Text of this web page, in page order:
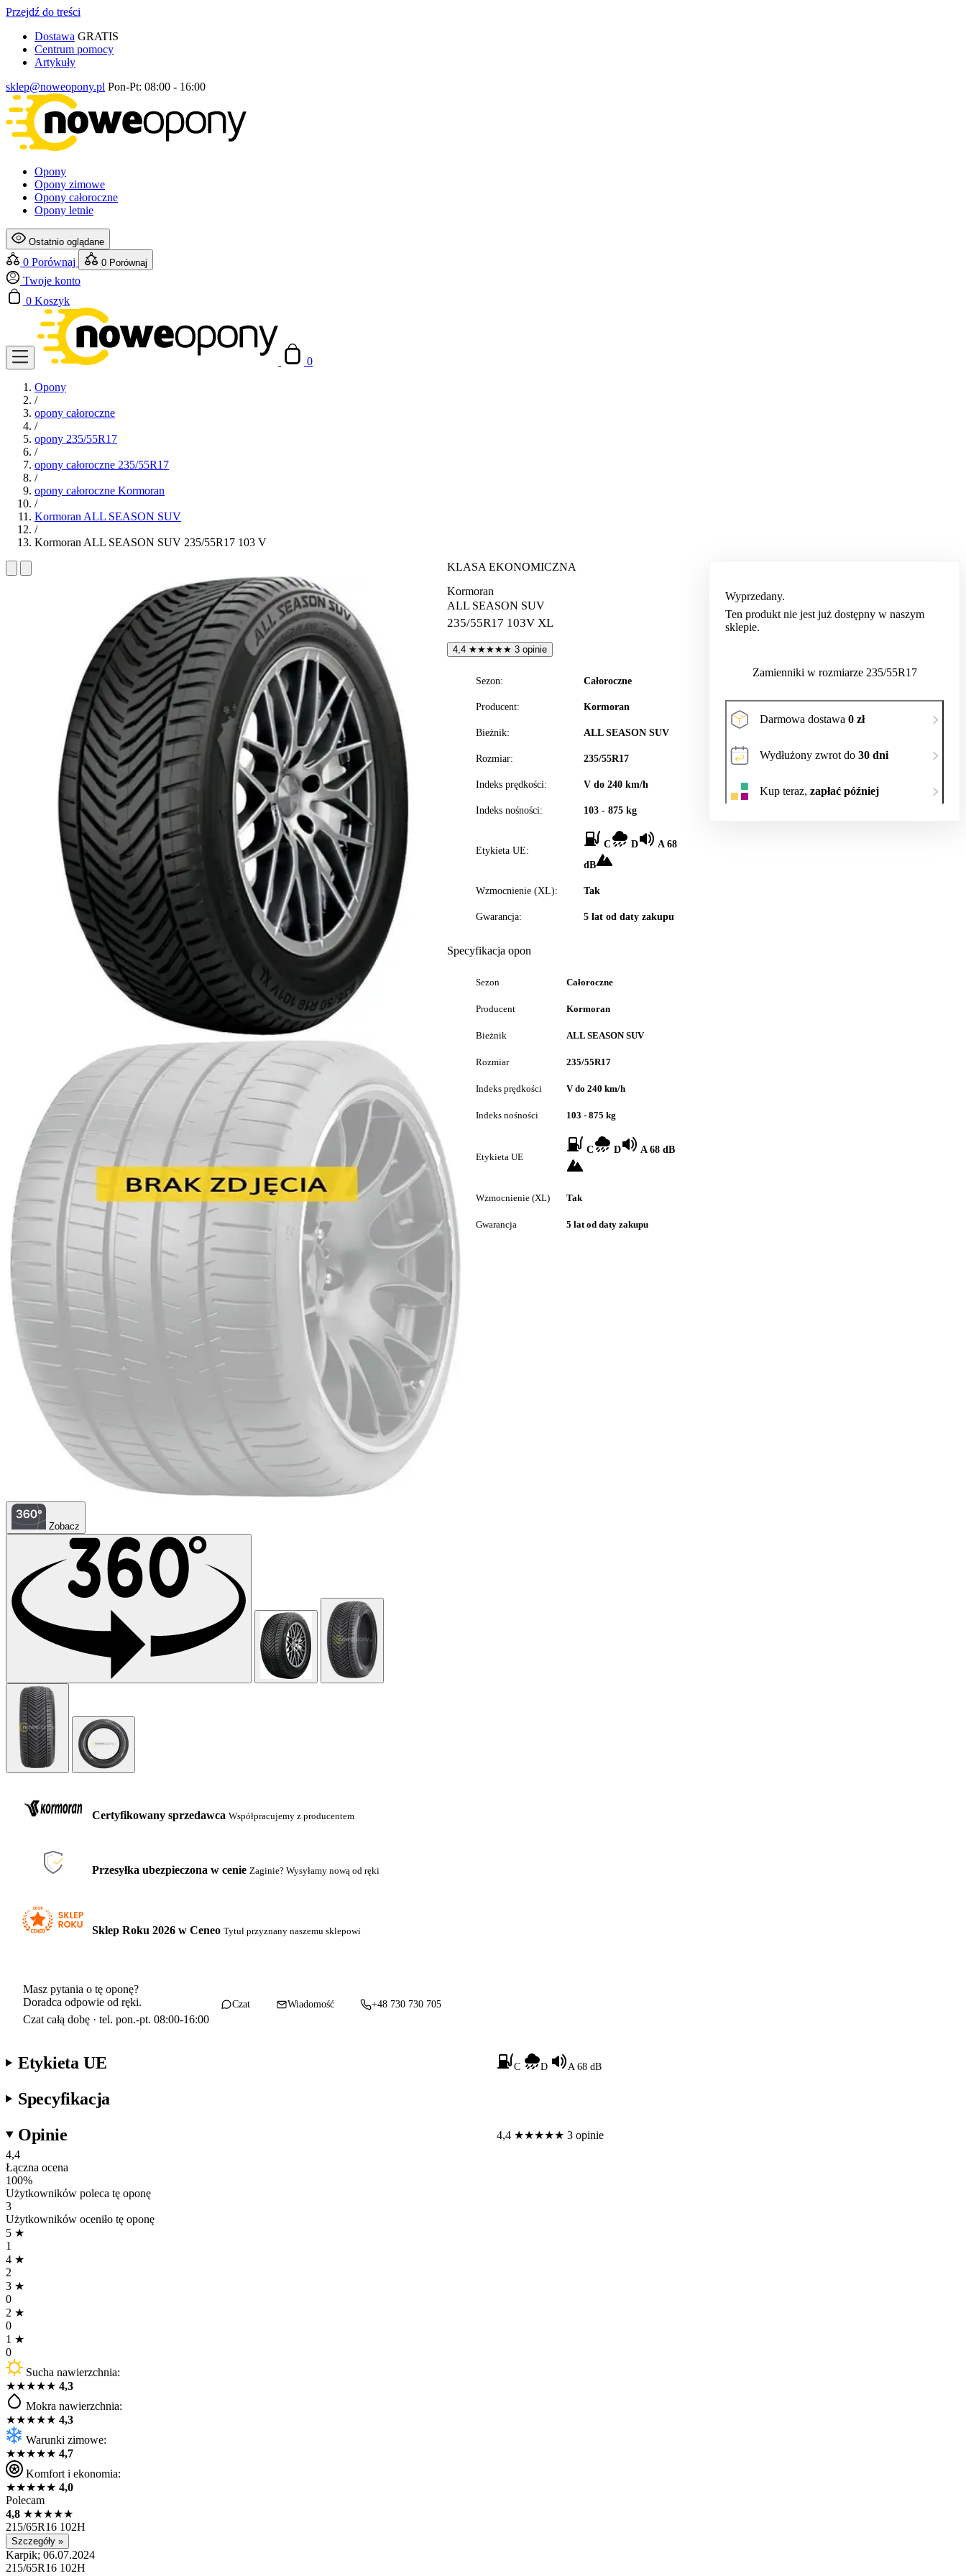
Przejdź do treści
Dostawa GRATIS
Centrum pomocy
Artykuły
sklep@noweopony.pl Pon-Pt: 08:00 - 16:00
Opony
Opony zimowe
Opony całoroczne
Opony letnie
Ostatnio oglądane
0 Porównaj 0 Porównaj
Twoje konto
0 Koszyk
0
Opony
/
opony całoroczne
/
opony 235/55R17
/
opony całoroczne 235/55R17
/
opony całoroczne Kormoran
/
Kormoran ALL SEASON SUV
/
Kormoran ALL SEASON SUV 235/55R17 103 V
Zobacz
KLASA EKONOMICZNA
Kormoran
ALL SEASON SUV
235/55R17 103V XL
4,4 ★★★★★ 3 opinie
Sezon: Całoroczne
Producent: Kormoran
Bieżnik: ALL SEASON SUV
Rozmiar: 235/55R17
Indeks prędkości: V do 240 km/h
Indeks nośności: 103 - 875 kg
Etykieta UE:
C D
A 68
dB
Wzmocnienie (XL): Tak
Gwarancja: 5 lat od daty zakupu
Specyfikacja opon
Sezon Całoroczne
Producent Kormoran
Bieżnik ALL SEASON SUV
Rozmiar 235/55R17
Indeks prędkości V do 240 km/h
Indeks nośności 103 - 875 kg
Etykieta UE
C D A 68 dB
Wzmocnienie (XL) Tak
Gwarancja 5 lat od daty zakupu
Wyprzedany.
Ten produkt nie jest już dostępny w naszym
sklepie.
Zamienniki w rozmiarze 235/55R17
Darmowa dostawa 0 zł
Wydłużony zwrot do 30 dni
Kup teraz, zapłać później
Certyfikowany sprzedawca Współpracujemy z producentem
Przesyłka ubezpieczona w cenie Zaginie? Wysyłamy nową od ręki
Sklep Roku 2026 w Ceneo Tytuł przyznany naszemu sklepowi
Masz pytania o tę oponę?
Doradca odpowie od ręki.
Czat całą dobę · tel. pon.-pt. 08:00-16:00
Czat Wiadomość +48 730 730 705
Etykieta UE C D A 68 dB
Specyfikacja
Opinie
4,4 ★★★★★ 3 opinie
4,4
Łączna ocena
100%
Użytkowników poleca tę oponę
3
Użytkowników oceniło tę oponę
5 ★
1
4 ★
2
3 ★
0
2 ★
0
1 ★
0
Sucha nawierzchnia:
★★★★★ 4,3
Mokra nawierzchnia:
★★★★★ 4,3
Warunki zimowe:
★★★★★ 4,7
Komfort i ekonomia:
★★★★★ 4,0
Polecam
4,8 ★★★★★
215/65R16 102H
Szczegóły »
Karpik; 06.07.2024
215/65R16 102H